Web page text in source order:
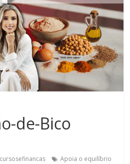
de-Bico
cursosefinancas
Apoia o equilíbrio